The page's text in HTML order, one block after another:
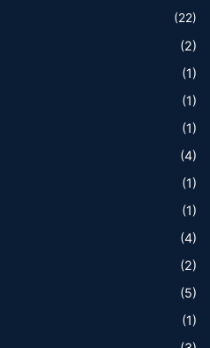
(22)
(2)
(1)
(1)
(1)
(4)
(1)
(1)
(4)
(2)
(5)
(1)